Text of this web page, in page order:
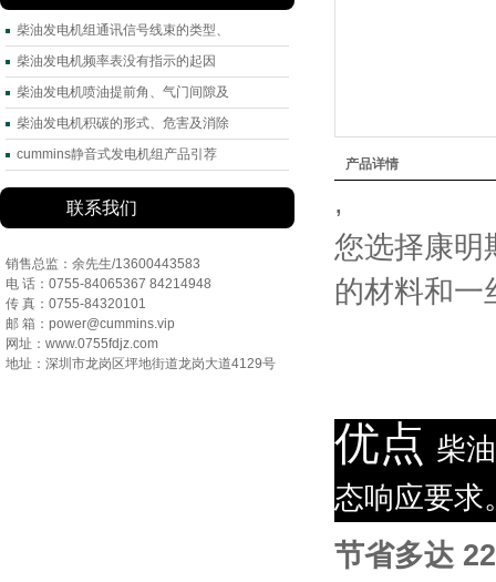
柴油发电机组通讯信号线束的类型、
柴油发电机频率表没有指示的起因
柴油发电机喷油提前角、气门间隙及
柴油发电机积碳的形式、危害及消除
cummins静音式发电机组产品引荐
联系我们
销售总监：余先生/13600443583
电 话：0755-84065367 84214948
传 真：0755-84320101
邮 箱：power@cummins.vip
网址：www.0755fdjz.com
地址：深圳市龙岗区坪地街道龙岗大道4129号
产品详情
,
您选择康明
的材料和一
优点 柴
态响应要求
节省多达